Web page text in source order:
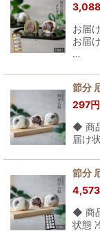
3,088
お届
お届
…
節分
297円
◆ 商
届け
節分
4,573
◆ 商
状態